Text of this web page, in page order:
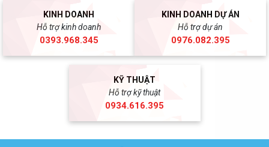
KINH DOANH
Hỗ trợ kinh doanh
0393.968.345
KINH DOANH DỰ ÁN
Hỗ trợ dự án
0976.082.395
KỸ THUẬT
Hỗ trợ kỹ thuật
0934.616.395